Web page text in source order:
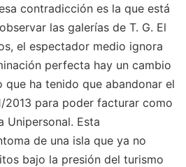
contradicción es la que está
las galerías de T. G. El
el espectador medio ignora
perfecta hay un cambio
ha tenido que abandonar el
2013 para poder facturar como
Unipersonal. Esta
de una isla que ya no
bajo la presión del turismo